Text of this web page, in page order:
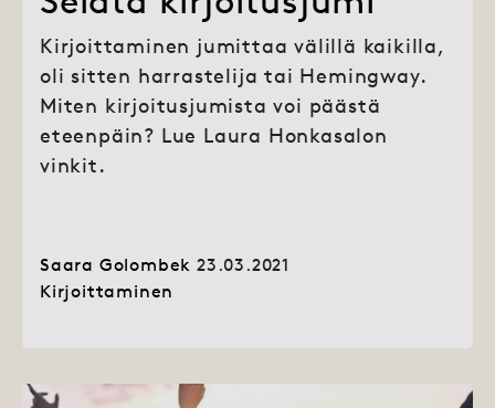
Kirjoittaminen jumittaa välillä kaikilla,
oli sitten harrastelija tai Hemingway.
Miten kirjoitusjumista voi päästä
eteenpäin? Lue Laura Honkasalon
vinkit.
Saara Golombek 23.03.2021
Kirjoittaminen